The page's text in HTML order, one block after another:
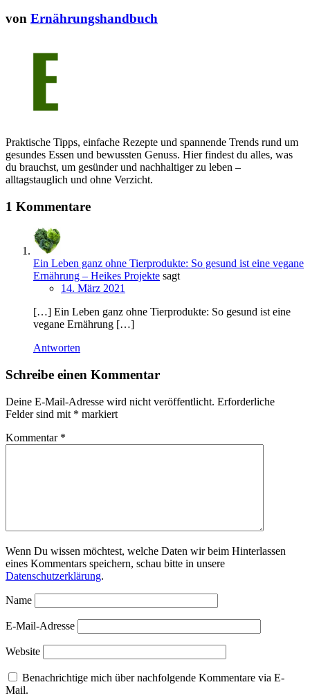
von Ernährungshandbuch
Praktische Tipps, einfache Rezepte und spannende Trends rund um
gesundes Essen und bewussten Genuss. Hier findest du alles, was
du brauchst, um gesünder und nachhaltiger zu leben –
alltagstauglich und ohne Verzicht.
1 Kommentare
Ein Leben ganz ohne Tierprodukte: So gesund ist eine vegane
Ernährung – Heikes Projekte sagt
14. März 2021
[…] Ein Leben ganz ohne Tierprodukte: So gesund ist eine
vegane Ernährung […]
Antworten
Schreibe einen Kommentar
Deine E-Mail-Adresse wird nicht veröffentlicht. Erforderliche
Felder sind mit * markiert
Kommentar *
Wenn Du wissen möchtest, welche Daten wir beim Hinterlassen
eines Kommentars speichern, schau bitte in unsere
Datenschutzerklärung.
Name
E-Mail-Adresse
Website
Benachrichtige mich über nachfolgende Kommentare via E-
Mail.